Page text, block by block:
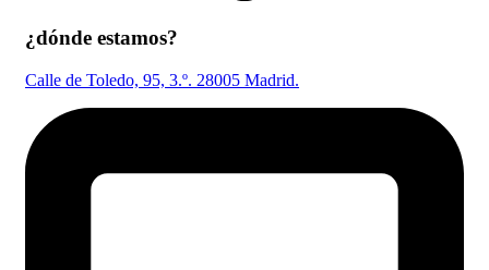
¿dónde estamos?
Calle de Toledo, 95, 3.º. 28005 Madrid.